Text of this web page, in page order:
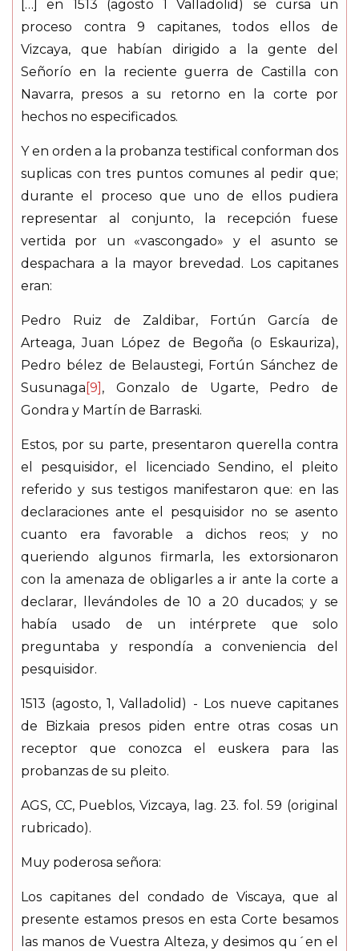
[…] en 1513 (agosto 1 Valladolid) se cursa un
proceso contra 9 capitanes, todos ellos de
Vizcaya, que habían dirigido a la gente del
Señorío en la reciente guerra de Castilla con
Navarra, presos a su retorno en la corte por
hechos no especificados.
Y en orden a la probanza testifical conforman dos
suplicas con tres puntos comunes al pedir que;
durante el proceso que uno de ellos pudiera
representar al conjunto, la recepción fuese
vertida por un «vascongado» y el asunto se
despachara a la mayor brevedad. Los capitanes
eran:
Pedro Ruiz de Zaldibar, Fortún García de
Arteaga, Juan López de Begoña (o Eskauriza),
Pedro bélez de Belaustegi, Fortún Sánchez de
Susunaga [9] , Gonzalo de Ugarte, Pedro de
Gondra y Martín de Barraski.
Estos, por su parte, presentaron querella contra
el pesquisidor, el licenciado Sendino, el pleito
referido y sus testigos manifestaron que: en las
declaraciones ante el pesquisidor no se asento
cuanto era favorable a dichos reos; y no
queriendo algunos firmarla, les extorsionaron
con la amenaza de obligarles a ir ante la corte a
declarar, llevándoles de 10 a 20 ducados; y se
había usado de un intérprete que solo
preguntaba y respondía a conveniencia del
pesquisidor.
1513 (agosto, 1, Valladolid) - Los nueve capitanes
de Bizkaia presos piden entre otras cosas un
receptor que conozca el euskera para las
probanzas de su pleito.
AGS, CC, Pueblos, Vizcaya, lag. 23. fol. 59 (original
rubricado).
Muy poderosa señora:
Los capitanes del condado de Viscaya, que al
presente estamos presos en esta Corte besamos
las manos de Vuestra Alteza, y desimos qu´en el